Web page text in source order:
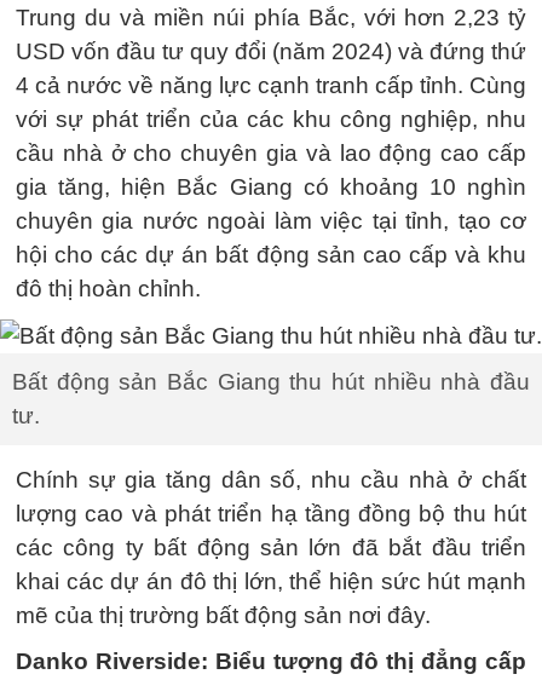
Trung du và miền núi phía Bắc, với hơn 2,23 tỷ
USD vốn đầu tư quy đổi (năm 2024) và đứng thứ
4 cả nước về năng lực cạnh tranh cấp tỉnh. Cùng
với sự phát triển của các khu công nghiệp, nhu
cầu nhà ở cho chuyên gia và lao động cao cấp
gia tăng, hiện Bắc Giang có khoảng 10 nghìn
chuyên gia nước ngoài làm việc tại tỉnh, tạo cơ
hội cho các dự án bất động sản cao cấp và khu
đô thị hoàn chỉnh.
Bất động sản Bắc Giang thu hút nhiều nhà đầu
tư.
Chính sự gia tăng dân số, nhu cầu nhà ở chất
lượng cao và phát triển hạ tầng đồng bộ thu hút
các công ty bất động sản lớn đã bắt đầu triển
khai các dự án đô thị lớn, thể hiện sức hút mạnh
mẽ của thị trường bất động sản nơi đây.
Danko Riverside: Biểu tượng đô thị đẳng cấp